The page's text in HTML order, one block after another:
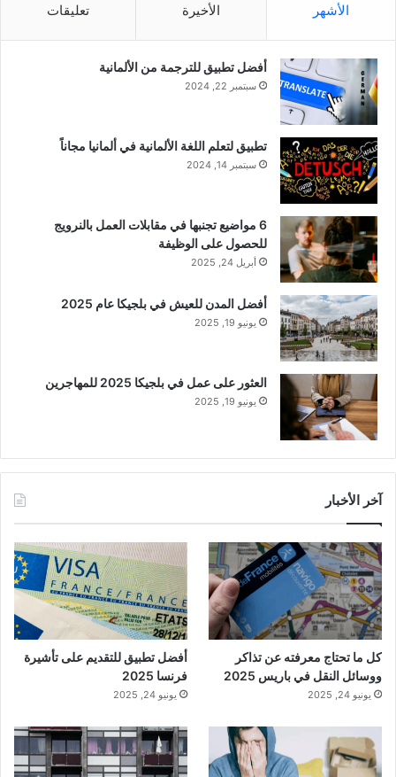
الأشهر الأخيرة تعليقات
أفضل تطبيق للترجمة من الألمانية
سبتمبر 22, 2024
تطبيق لتعلم اللغة الألمانية في ألمانيا مجاناً
سبتمبر 14, 2024
6 مواضيع تجنبها في مقابلات العمل بالنرويج
للحصول على الوظيفة
أبريل 24, 2025
أفضل المدن للعيش في بلجيكا عام 2025
يونيو 19, 2025
العثور على عمل في بلجيكا 2025 للمهاجرين
يونيو 19, 2025
آخر الأخبار
كل ما تحتاج معرفته عن تذاكر
ووسائل النقل في باريس 2025
يونيو 24, 2025
أفضل تطبيق للتقديم على تأشيرة
فرنسا 2025
يونيو 24, 2025